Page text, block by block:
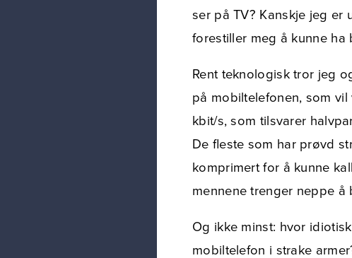
ser på TV? Kanskje jeg er
forestiller meg å kunne
Rent teknologisk tror jeg
på mobiltelefonen, som
kbit/s, som tilsvarer
De fleste som har prøvd
komprimert for å kunne
mennene trenger neppe
Og ikke minst: hvor
mobiltelefon i strake